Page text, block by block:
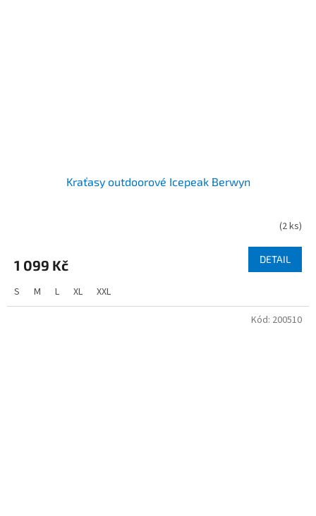
Kraťasy outdoorové Icepeak Berwyn
(2 ks)
1 099 Kč DETAIL
S M L XL XXL
Kód: 200510